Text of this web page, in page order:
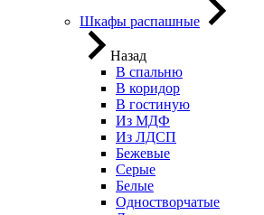
Шкафы распашные
Назад
В спальню
В коридор
В гостиную
Из МДФ
Из ЛДСП
Бежевые
Серые
Белые
Одностворчатые